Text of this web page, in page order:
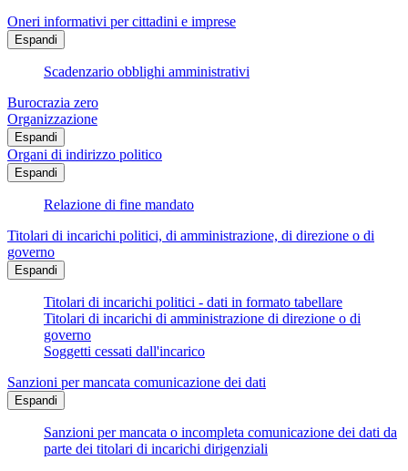
Oneri informativi per cittadini e imprese
Espandi
Scadenzario obblighi amministrativi
Burocrazia zero
Organizzazione
Espandi
Organi di indirizzo politico
Espandi
Relazione di fine mandato
Titolari di incarichi politici, di amministrazione, di direzione o di
governo
Espandi
Titolari di incarichi politici - dati in formato tabellare
Titolari di incarichi di amministrazione di direzione o di
governo
Soggetti cessati dall'incarico
Sanzioni per mancata comunicazione dei dati
Espandi
Sanzioni per mancata o incompleta comunicazione dei dati da
parte dei titolari di incarichi dirigenziali